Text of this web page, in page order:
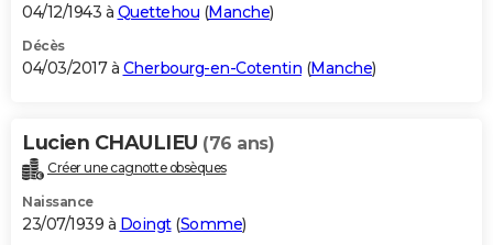
04/12/1943 à Quettehou (Manche)
Décès
04/03/2017 à Cherbourg-en-Cotentin (Manche)
Lucien CHAULIEU (76 ans)
Créer une cagnotte obsèques
Naissance
23/07/1939 à Doingt(Somme)